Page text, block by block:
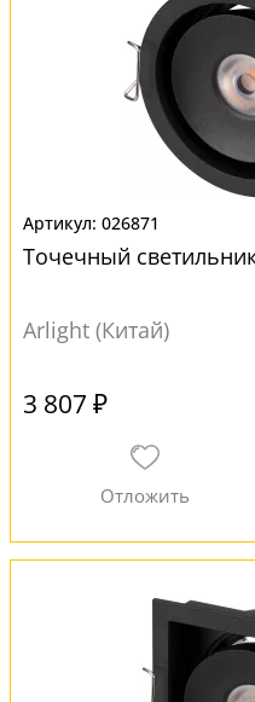
026871
Точечный
Arlight (Китай)
3 807 ₽